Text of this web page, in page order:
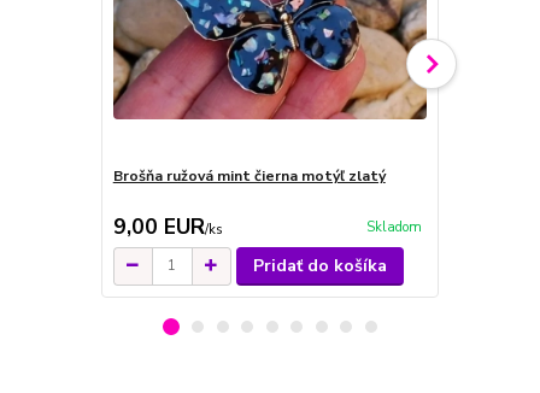
Brošňa ružová mint čierna motýľ zlatý
9,00 EUR/ks Skladom
Pridať do košíka